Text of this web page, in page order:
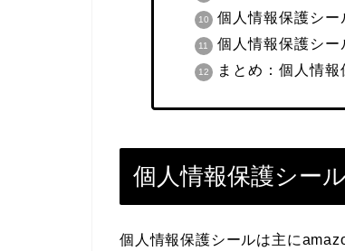
個人情報保護シ
個人情報保護シー
まとめ：個人情
個人情報保護シー
個人情報保護シールは主に